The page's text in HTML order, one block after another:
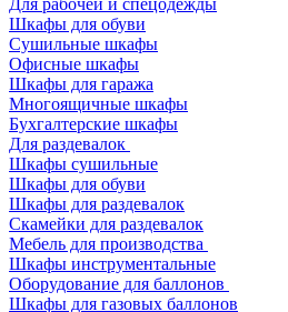
Для рабочей и спецодежды
Шкафы для обуви
Сушильные шкафы
Офисные шкафы
Шкафы для гаража
Многоящичные шкафы
Бухгалтерские шкафы
Для раздевалок
Шкафы сушильные
Шкафы для обуви
Шкафы для раздевалок
Скамейки для раздевалок
Мебель для производства
Шкафы инструментальные
Оборудование для баллонов
Шкафы для газовых баллонов